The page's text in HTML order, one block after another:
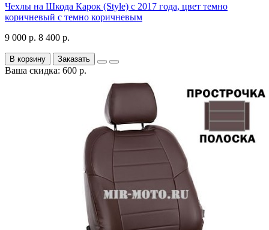
Чехлы на Шкода Карок (Style) с 2017 года, цвет темно
коричневый с темно коричневым
9 000 р. 8 400 р.
В корзину Заказать
Ваша скидка: 600 р.